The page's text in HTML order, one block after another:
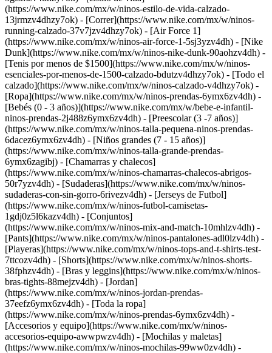
(https://www.nike.com/mx/w/ninos-estilo-de-vida-calzado-
13jrmzv4dhzy7ok) - [Correr](https://www.nike.com/mx/w/ninos-
running-calzado-37v7jzv4dhzy7ok) - [Air Force 1]
(https://www.nike.com/mx/w/ninos-air-force-1-5sj3yzv4dh) - [Nike
Dunk](https://www.nike.com/mx/w/ninos-nike-dunk-90aohzv4dh) -
[Tenis por menos de $1500](https://www.nike.com/mx/w/ninos-
esenciales-por-menos-de-1500-calzado-bdutzv4dhzy7ok) - [Todo el
calzado](https://www.nike.com/mx/w/ninos-calzado-v4dhzy7ok) -
[Ropa](https://www.nike.com/mx/w/ninos-prendas-6ymx6zv4dh) -
[Bebés (0 - 3 años)](https://www.nike.com/mx/w/bebe-e-infantil-
ninos-prendas-2j488z6ymx6zv4dh) - [Preescolar (3 -7 años)]
(https://www.nike.com/mx/w/ninos-talla-pequena-ninos-prendas-
6dacez6ymx6zv4dh) - [Niños grandes (7 - 15 años)]
(https://www.nike.com/mx/w/ninos-talla-grande-prendas-
6ymx6zagibj) - [Chamarras y chalecos]
(https://www.nike.com/mx/w/ninos-chamarras-chalecos-abrigos-
50r7yzv4dh) - [Sudaderas](https://www.nike.com/mx/w/ninos-
sudaderas-con-sin-gorro-6rivezv4dh) - [Jerseys de Futbol]
(https://www.nike.com/mx/w/ninos-futbol-camisetas-
1gdj0z5l6kazv4dh) - [Conjuntos]
(https://www.nike.com/mx/w/ninos-mix-and-match-10mhlzv4dh) -
[Pants](https://www.nike.com/mx/w/ninos-pantalones-adl0lzv4dh) -
[Playeras](https://www.nike.com/mx/w/ninos-tops-and-t-shirts-test-
7ttcozv4dh) - [Shorts](https://www.nike.com/mx/w/ninos-shorts-
38fphzv4dh) - [Bras y leggins](https://www.nike.com/mx/w/ninos-
bras-tights-88mejzv4dh) - [Jordan]
(https://www.nike.com/mx/w/ninos-jordan-prendas-
37eefz6ymx6zv4dh) - [Toda la ropa]
(https://www.nike.com/mx/w/ninos-prendas-6ymx6zv4dh) -
[Accesorios y equipo](https://www.nike.com/mx/w/ninos-
accesorios-equipo-awwpwzv4dh) - [Mochilas y maletas]
(https://www.nike.com/mx/w/ninos-mochilas-99ww0zv4dh) -